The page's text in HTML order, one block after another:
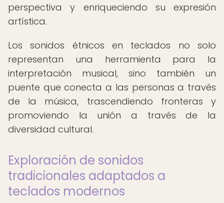
perspectiva y enriqueciendo su expresión
artística.
Los sonidos étnicos en teclados no solo
representan una herramienta para la
interpretación musical, sino también un
puente que conecta a las personas a través
de la música, trascendiendo fronteras y
promoviendo la unión a través de la
diversidad cultural.
Exploración de sonidos
tradicionales adaptados a
teclados modernos